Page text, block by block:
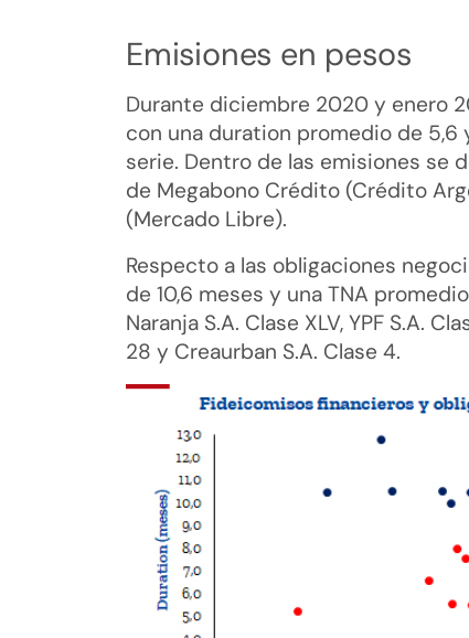
Emisiones en pesos
Durante diciembre 2020 y enero
con una duration promedio de 5,6
serie. Dentro de las emisiones se
de Megabono Crédito (Crédito
(Mercado Libre).
Respecto a las obligaciones
de 10,6 meses y una TNA
Naranja S.A. Clase XLV, YPF S.A.
28 y Creaurban S.A. Clase 4.